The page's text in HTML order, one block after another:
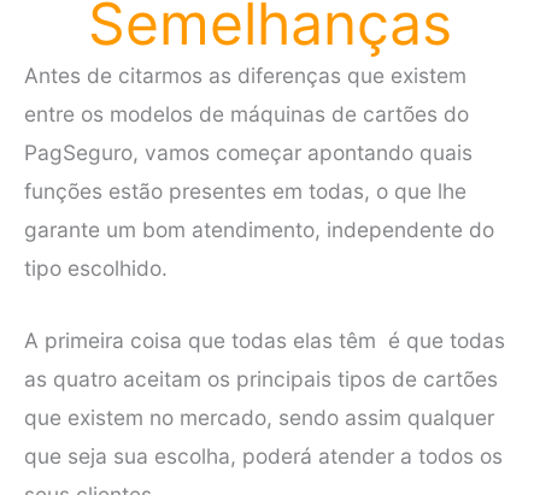
Semelhanças
Antes de citarmos as diferenças que existem
entre os modelos de máquinas de cartões do
PagSeguro, vamos começar apontando quais
funções estão presentes em todas, o que lhe
garante um bom atendimento, independente do
tipo escolhido.
A primeira coisa que todas elas têm é que todas
as quatro aceitam os principais tipos de cartões
que existem no mercado, sendo assim qualquer
que seja sua escolha, poderá atender a todos os